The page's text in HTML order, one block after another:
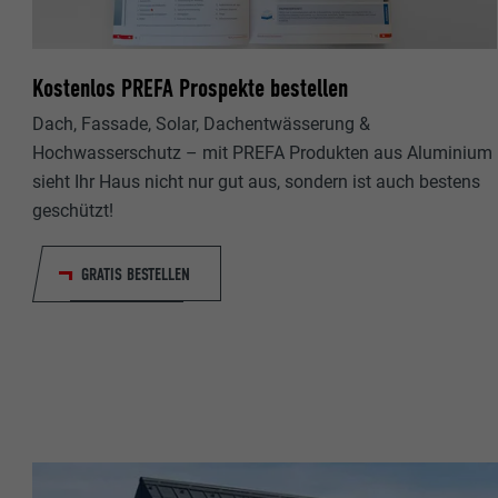
Kostenlos PREFA Prospekte bestellen
Dach, Fassade, Solar, Dachentwässerung &
Hochwasserschutz – mit PREFA Produkten aus Aluminium
sieht Ihr Haus nicht nur gut aus, sondern ist auch bestens
geschützt!
GRATIS BESTELLEN
Zweck
Zweck